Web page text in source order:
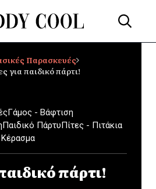
Παρασκευές
για παιδικό πάρτι!
Γάμος - Βάφτιση
Παιδικό ΠάρτυΠίτες - Πιτάκια
πάρτι!